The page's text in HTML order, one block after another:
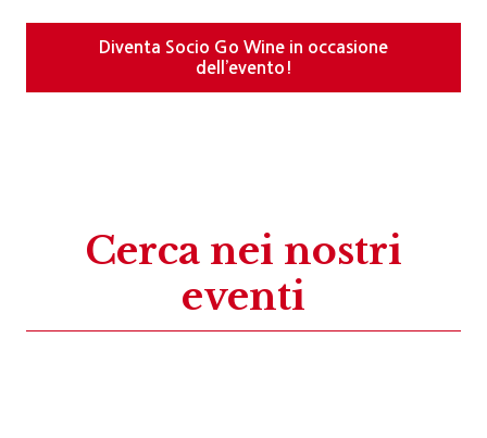
Diventa Socio Go Wine in occasione
dell’evento!
Cerca nei nostri
eventi